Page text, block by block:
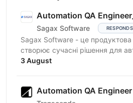
Automation QA
Sagax Software
Sagax Software - це
створює сучасні рішення для
страхового бізнесу. Ми
3 August
Automation QA